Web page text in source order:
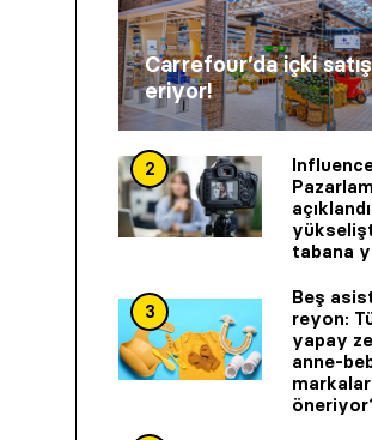
Carrefour’da içki
eriyor!
2
tabana
3
Beş
reyon:
yapay
anne-